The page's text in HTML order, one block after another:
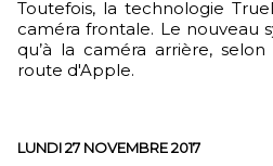
Toutefois, la technologie
caméra frontale. Le nouveau
qu’à la caméra arrière,
route d'Apple.
LUNDI 27 NOVEMBRE 2017